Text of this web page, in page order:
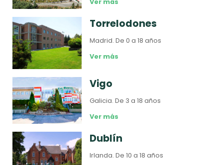
Ver más
Torrelodones
Madrid.De 0 a 18 años
Ver más
Vigo
Galicia.De 3 a 18 años
Ver más
Dublín
Irlanda.De 10 a 18 años